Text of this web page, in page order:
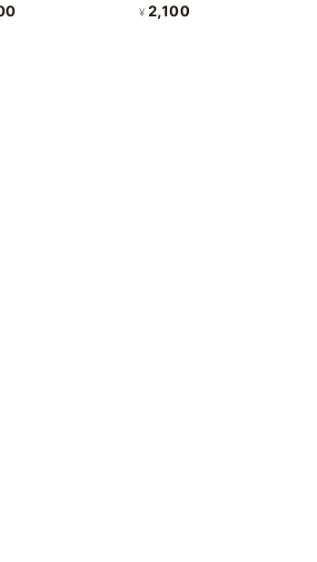
¥ 2,100